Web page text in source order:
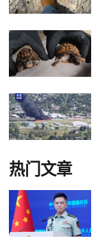
热门文章